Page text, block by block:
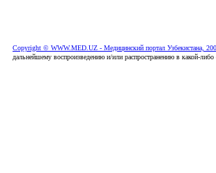
Copyright © WWW.MED.UZ - Медицинский портал Узбекистана,
дальнейшему воспроизведению и/или распространению в какой-